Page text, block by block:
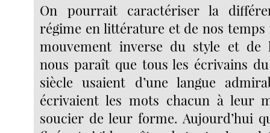
On pourrait caractériser la
régime en littérature et de nos temps
mouvement inverse du style et de
nous paraît que tous les écrivains
siècle usaient d’une langue
écrivaient les mots chacun à leur
soucier de leur forme. Aujourd’hui